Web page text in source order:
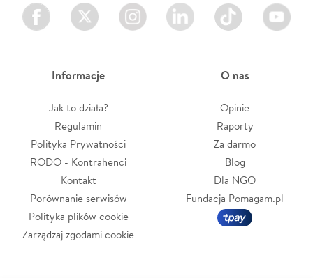
Facebook Twitter Instagram LinkedIn TikTok Youtube
Informacje
Jak to działa?
Regulamin
Polityka Prywatności
RODO - Kontrahenci
Kontakt
Porównanie serwisów
Polityka plików cookie
Zarządzaj zgodami cookie
O nas
Opinie
Raporty
Za darmo
Blog
Dla NGO
Fundacja Pomagam.pl